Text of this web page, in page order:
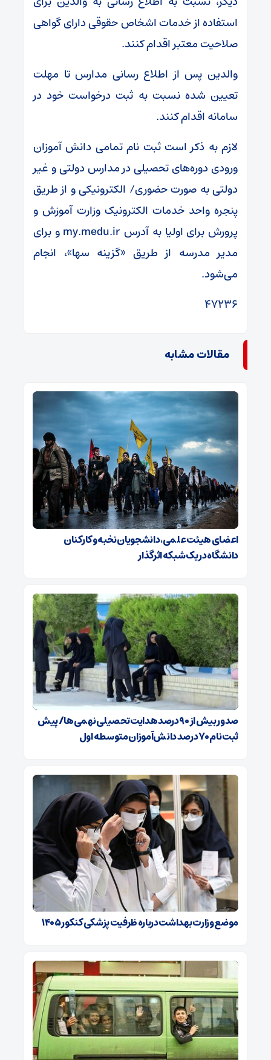
استفاده از خدمات اشخاص حقوقی دارای گواهی
صلاحیت معتبر اقدام کنند.
والدین پس از اطلاع رسانی مدارس تا مهلت
تعیین شده نسبت به ثبت درخواست خود در
سامانه اقدام کنند.
لازم به ذکر است ثبت نام تمامی دانش آموزان
ورودی دوره‌های تحصیلی در مدارس دولتی و غیر
دولتی به صورت حضوری/ الکترونیکی و از طریق
پنجره واحد خدمات الکترونیک وزارت آموزش و
پرورش برای اولیا به آدرس my.medu.ir و برای
مدیر مدرسه از طریق «گزینه سها»، انجام
می‌شود.
۴۷۲۳۶
مقالات مشابه
اعضای هیئت علمی، دانشجویان نخبه و کارکنان
دانشگاه در یک شبکه‌ اثرگذار
صدور بیش از ۹۰ درصد هدایت تحصیلی نهمی‌ها/ پیش
ثبت نام ۷۰ درصد دانش‌آموزان متوسطه اول
موضع وزارت بهداشت درباره ظرفیت پزشکی کنکور ۱۴۰۵